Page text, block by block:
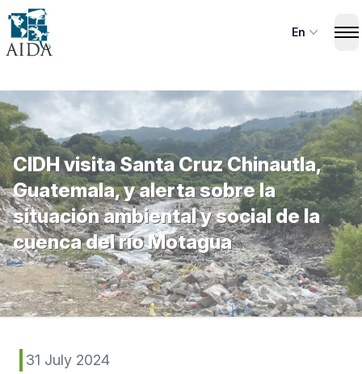
Skip
main
En
CIDH visita Santa Cruz Chinautla,
Guatemala, y alerta sobre la
situación ambiental y social de la
cuenca del río Motagua
31 July 2024